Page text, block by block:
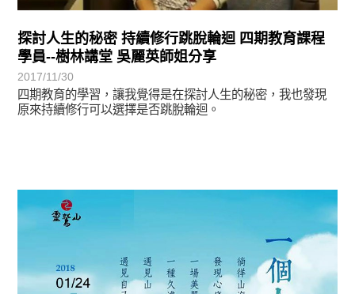
探討人生的秘密 持續修行跳脫輪迴 四期教育課程
學員--樹林講堂 吳麗英師姐分享
2017/11/30
四期教育的學習，讓我覺得是在探討人生的秘密，我也發現
原來持續修行可以選擇是否跳脫輪迴。